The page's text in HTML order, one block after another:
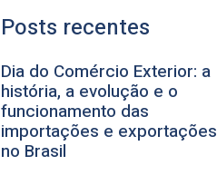
Posts recentes
Dia do Comércio Exterior: a
história, a evolução e o
funcionamento das
importações e exportações
no Brasil